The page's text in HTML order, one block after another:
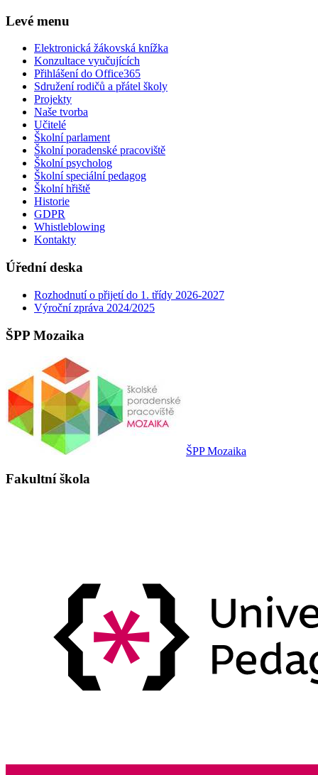
Levé menu
Elektronická žákovská knížka
Konzultace vyučujících
Přihlášení do Office365
Sdružení rodičů a přátel školy
Projekty
Naše tvorba
Učitelé
Školní parlament
Školní poradenské pracoviště
Školní psycholog
Školní speciální pedagog
Školní hřiště
Historie
GDPR
Whistleblowing
Kontakty
Úřední deska
Rozhodnutí o přijetí do 1. třídy 2026-2027
Výroční zpráva 2024/2025
ŠPP Mozaika
ŠPP Mozaika
Fakultní škola